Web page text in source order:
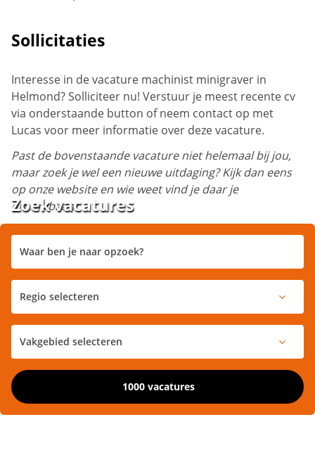
Sollicitaties
Interesse in de vacature machinist minigraver in
Helmond? Solliciteer nu! Verstuur je meest recente cv
via onderstaande button of neem contact op met
Lucas voor meer informatie over deze vacature.
Past de bovenstaande vacature niet helemaal bij jou,
maar zoek je wel een nieuwe uitdaging? Kijk dan eens
op onze website en wie weet vind je daar je
droombaan!
Zoek vacatures
1000 vacatures